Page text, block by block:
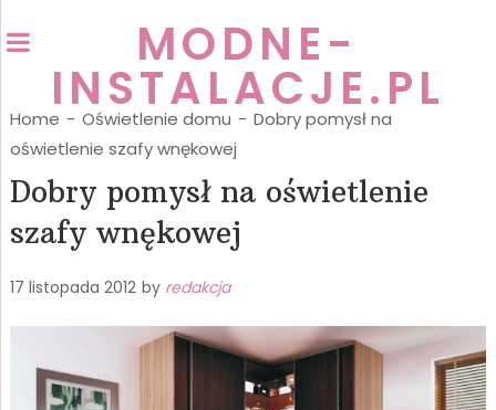
MODNE-
INSTALACJE.PL
Home - Oświetlenie domu - Dobry pomysł na
oświetlenie szafy wnękowej
Dobry pomysł na oświetlenie
szafy wnękowej
17 listopada 2012 by redakcja